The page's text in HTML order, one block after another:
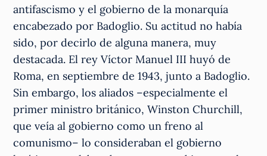
antifascismo y el gobierno de la monarquía
encabezado por Badoglio. Su actitud no había
sido, por decirlo de alguna manera, muy
destacada. El rey Víctor Manuel III huyó de
Roma, en septiembre de 1943, junto a Badoglio.
Sin embargo, los aliados –especialmente el
primer ministro británico, Winston Churchill,
que veía al gobierno como un freno al
comunismo– lo consideraban el gobierno